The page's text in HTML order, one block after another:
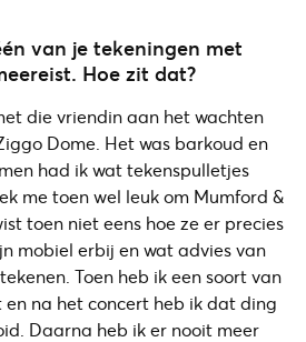
van je tekeningen met
Hoe zit dat?
die vriendin aan het wachten
Dome. Het was barkoud en
had ik wat tekenspulletjes
me toen wel leuk om Mumford &
toen niet eens hoe ze er precies
mobiel erbij en wat advies van
Toen heb ik een soort van
na het concert heb ik dat ding
Daarna heb ik er nooit meer